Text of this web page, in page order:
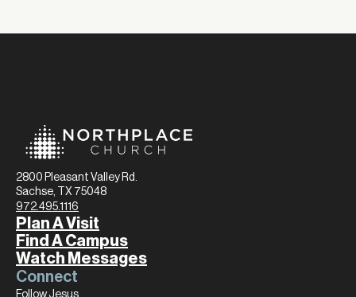
2800 Pleasant Valley Rd.
Sachse, TX 75048
972.495.1116
Plan A Visit
Find A Campus
Watch Messages
Connect
Follow Jesus